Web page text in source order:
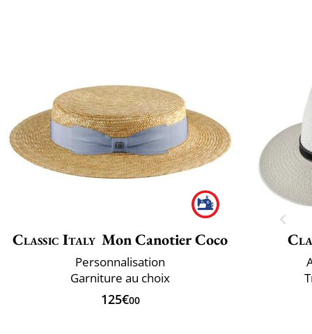
Classic Italy Mon Canotier Coco
Personnalisation
Garniture au choix
125€00